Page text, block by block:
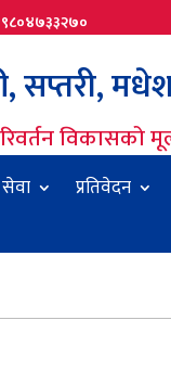
सप्तरी,
विकासको
प्रतिवेदन